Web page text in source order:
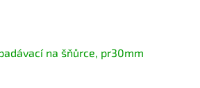
na šňůrce, pr30mm